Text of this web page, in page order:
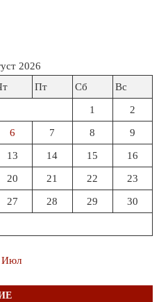
2026
Пт Сб Вс
1 2
6 7 8 9
13 14 15 16
20 21 22 23
27 28 29 30
Июл